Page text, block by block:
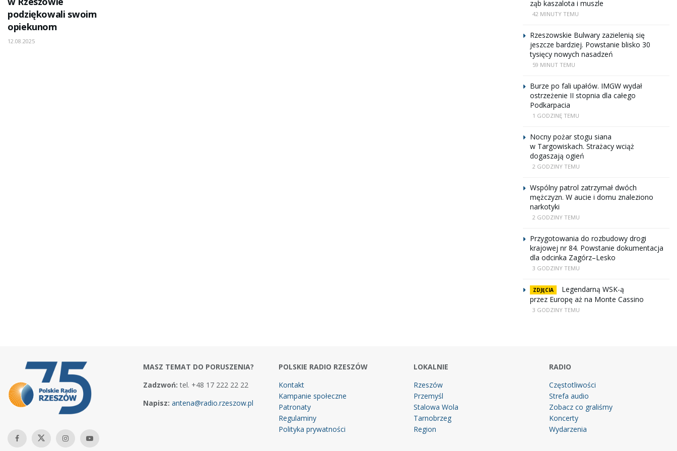
podziękowali swoim
opiekunom
12.08.2025
ząb kaszalota i muszle
42 MINUTY TEMU
Rzeszowskie Bulwary zazielenią się
jeszcze bardziej. Powstanie blisko 30
tysięcy nowych nasadzeń
59 MINUT TEMU
Burze po fali upałów. IMGW wydał
ostrzeżenie II stopnia dla całego
Podkarpacia
1 GODZINĘ TEMU
Nocny pożar stogu siana
w Targowiskach. Strażacy wciąż
dogaszają ogień
2 GODZINY TEMU
Wspólny patrol zatrzymał dwóch
mężczyzn. W aucie i domu znaleziono
narkotyki
2 GODZINY TEMU
Przygotowania do rozbudowy drogi
krajowej nr 84. Powstanie dokumentacja
dla odcinka Zagórz–Lesko
3 GODZINY TEMU
ZDJĘCIA
Legendarną WSK-ą
przez Europę aż na Monte Cassino
3 GODZINY TEMU
MASZ TEMAT DO PORUSZENIA?
Zadzwoń: tel. +48 17 222 22 22
Napisz: antena@radio.rzeszow.pl
POLSKIE RADIO RZESZÓW
Kontakt
Kampanie społeczne
Patronaty
Regulaminy
Polityka prywatności
LOKALNIE
Rzeszów
Przemyśl
Stalowa Wola
Tarnobrzeg
Region
RADIO
Częstotliwości
Strefa audio
Zobacz co graliśmy
Koncerty
Wydarzenia